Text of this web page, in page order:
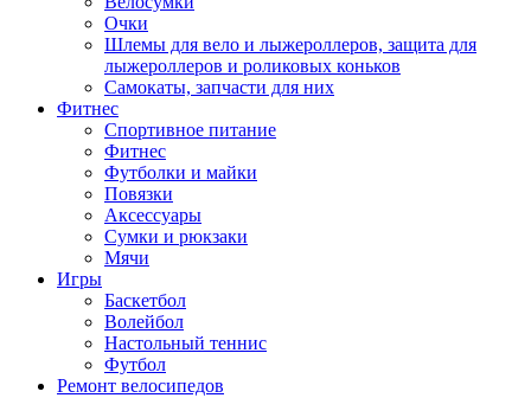
Очки
Шлемы для вело и лыжероллеров, защита для
лыжероллеров и роликовых коньков
Самокаты, запчасти для них
Фитнес
Спортивное питание
Фитнес
Футболки и майки
Повязки
Аксессуары
Сумки и рюкзаки
Мячи
Игры
Баскетбол
Волейбол
Настольный теннис
Футбол
Ремонт велосипедов